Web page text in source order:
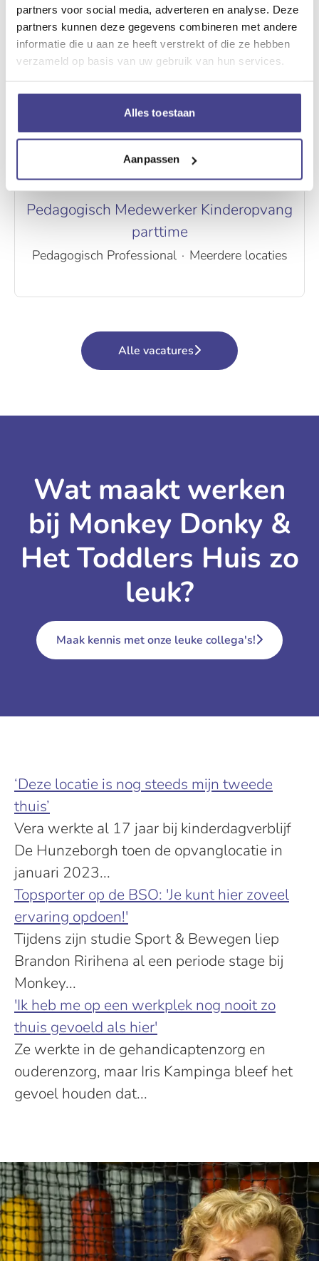
partners voor social media, adverteren en analyse. Deze
partners kunnen deze gegevens combineren met andere
informatie die u aan ze heeft verstrekt of die ze hebben
verzameld op basis van uw gebruik van hun services.
Alles toestaan
Aanpassen
Pedagogisch Medewerker Kinderopvang
parttime
Pedagogisch Professional · Meerdere locaties
Alle vacatures
Wat maakt werken
bij Monkey Donky &
Het Toddlers Huis zo
leuk?
Maak kennis met onze leuke collega's!
‘Deze locatie is nog steeds mijn tweede
thuis’
Vera werkte al 17 jaar bij kinderdagverblijf
De Hunzeborgh toen de opvanglocatie in
januari 2023...
Topsporter op de BSO: 'Je kunt hier zoveel
ervaring opdoen!'
Tijdens zijn studie Sport & Bewegen liep
Brandon Ririhena al een periode stage bij
Monkey...
'Ik heb me op een werkplek nog nooit zo
thuis gevoeld als hier'
Ze werkte in de gehandicaptenzorg en
ouderenzorg, maar Iris Kampinga bleef het
gevoel houden dat...